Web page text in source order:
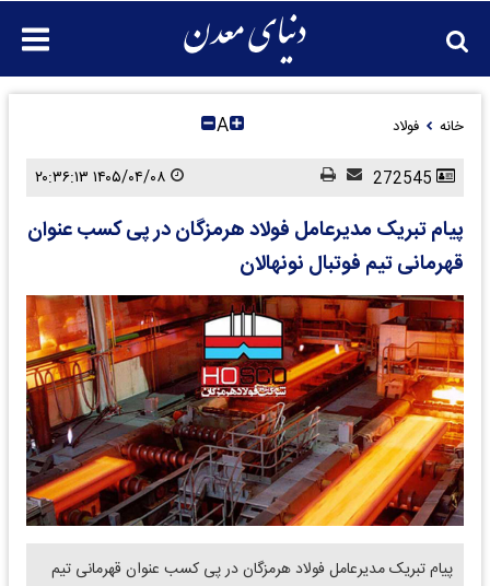
خانه فولاد A
پیام تبریک مدیرعامل فولاد هرمزگان در پی کسب عنوان
قهرمانی تیم فوتبال نونهالان
پیام تبریک مدیرعامل فولاد هرمزگان در پی کسب عنوان قهرمانی تیم